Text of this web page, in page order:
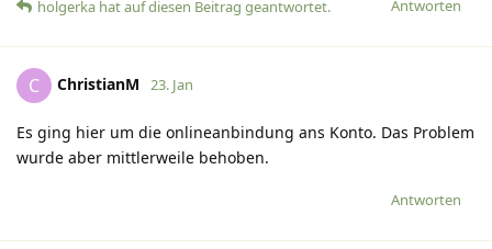
Antworten
holgerka hatauf diesen Beitrag geantwortet.
C ChristianM 23. Jan
Es ging hier um die onlineanbindung ans Konto. Das Problem
wurde aber mittlerweile behoben.
Antworten